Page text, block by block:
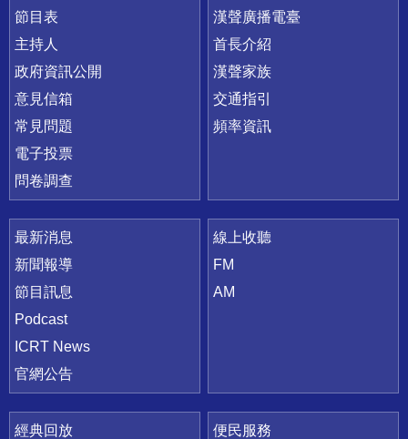
節目表
主持人
政府資訊公開
意見信箱
常見問題
電子投票
問卷調查
漢聲廣播電臺
首長介紹
漢聲家族
交通指引
頻率資訊
最新消息
新聞報導
節目訊息
Podcast
ICRT News
官網公告
線上收聽
FM
AM
經典回放
便民服務